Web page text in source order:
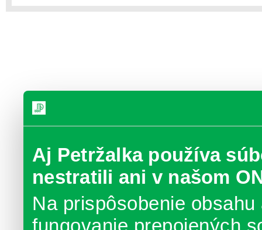
Aj Petržalka používa
nestratili ani v našom
Na prispôsobenie